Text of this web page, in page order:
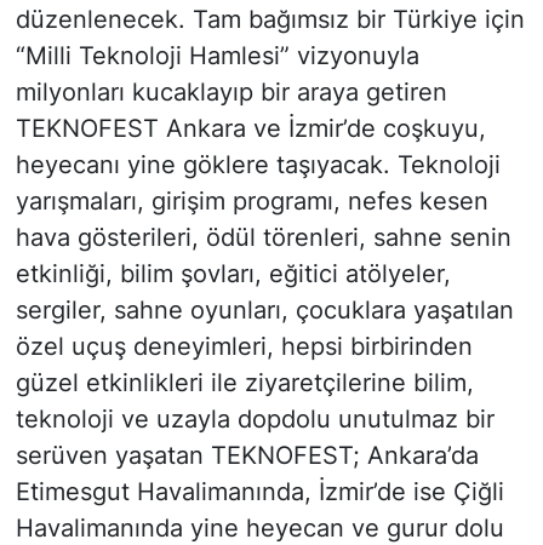
düzenlenecek. Tam bağımsız bir Türkiye için
“Milli Teknoloji Hamlesi” vizyonuyla
milyonları kucaklayıp bir araya getiren
TEKNOFEST Ankara ve İzmir’de coşkuyu,
heyecanı yine göklere taşıyacak. Teknoloji
yarışmaları, girişim programı, nefes kesen
hava gösterileri, ödül törenleri, sahne senin
etkinliği, bilim şovları, eğitici atölyeler,
sergiler, sahne oyunları, çocuklara yaşatılan
özel uçuş deneyimleri, hepsi birbirinden
güzel etkinlikleri ile ziyaretçilerine bilim,
teknoloji ve uzayla dopdolu unutulmaz bir
serüven yaşatan TEKNOFEST; Ankara’da
Etimesgut Havalimanında, İzmir’de ise Çiğli
Havalimanında yine heyecan ve gurur dolu